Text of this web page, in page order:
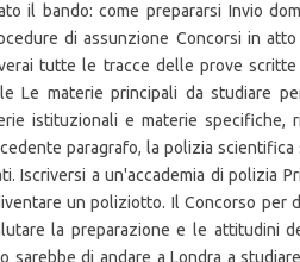
il bando: come prepararsi Invio
di assunzione Concorsi in
tutte le tracce delle prove
Le materie principali da studiare
istituzionali e materie specifiche,
paragrafo, la polizia
Iscriversi a un'accademia di polizia
un poliziotto. Il Concorso per
la preparazione e le attitudini
sarebbe di andare a Londra a